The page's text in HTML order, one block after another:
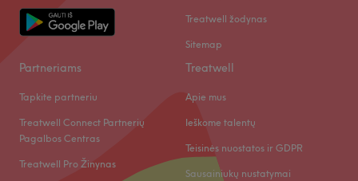
Treatwell žodynas
Sitemap
Partneriams
Tapkite partneriu
Treatwell Connect Partnerių
Pagalbos Centras
Treatwell Pro Žinynas
Treatwell
Apie mus
Ieškome talentų
Teisinės nuostatos ir GDPR
Sausainiukų nustatymai